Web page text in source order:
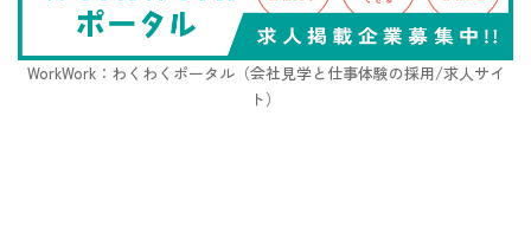
WorkWork：わくわくポータル（会社見学と仕事体験の採用/求人サイ
ト）